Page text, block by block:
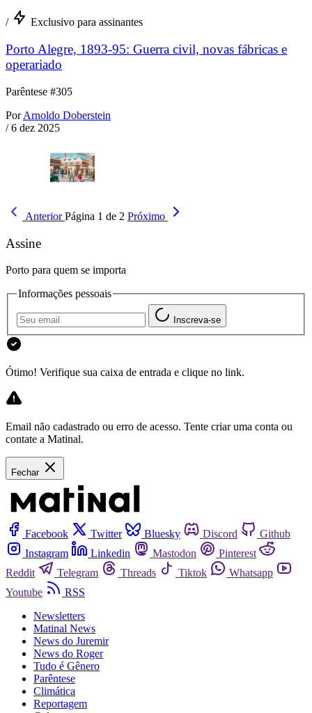
/ Exclusivo para assinantes
Porto Alegre, 1893-95: Guerra civil, novas fábricas e
operariado
Parêntese #305
Por Arnoldo Doberstein
/ 6 dez 2025
Anterior Página 1 de 2 Próximo
Assine
Porto para quem se importa
Informações pessoais
Inscreva-se
Ótimo! Verifique sua caixa de entrada e clique no link.
Email não cadastrado ou erro de acesso. Tente criar uma conta ou
contate a Matinal.
Fechar
Facebook Twitter Bluesky Discord
Github
Instagram
Linkedin Mastodon
Pinterest
Reddit
Telegram Threads Tiktok
Whatsapp
Youtube
RSS
Newsletters
Matinal News
News do Juremir
News do Roger
Tudo é Gênero
Parêntese
Climática
Reportagem